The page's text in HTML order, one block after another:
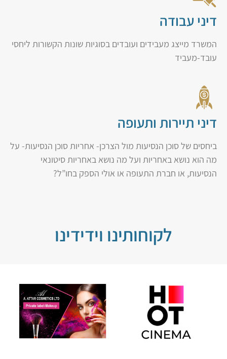
דיני עבודה
המשרד מייצג מעבידים ועובדים בסוגיות שונות הקשורות ליחסי
עובד-מעביד
דיני תיירות ותעופה
ביחסים של סוכן הנסיעות מול הצרכן- אחריות סוכן הנסיעות- על
מה הוא נושא באחריות ועל מה נושא באחריות סיטונאי
הנסיעות, או חברת התעופה או אולי הספק בחו”ל?
לקוחותינו וידידינו